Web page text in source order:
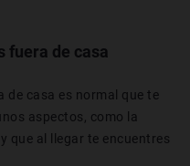
fuera de casa
de casa es normal que te
aspectos, como la
que al llegar te encuentres